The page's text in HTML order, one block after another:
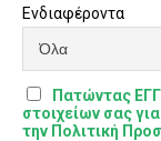
Ενδιαφέροντα
Πατώντας
στοιχείων σας
την Πολιτική